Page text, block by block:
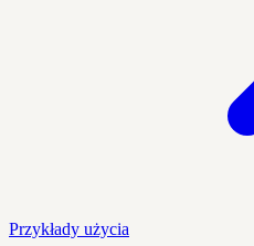
Przykłady użycia